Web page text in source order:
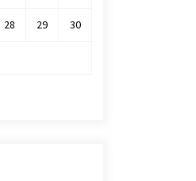
28 29 30